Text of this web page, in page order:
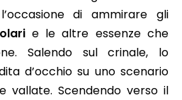
di ammirare gli
e le altre essenze che
Salendo sul crinale, lo
d’occhio su uno scenario
vallate. Scendendo verso il